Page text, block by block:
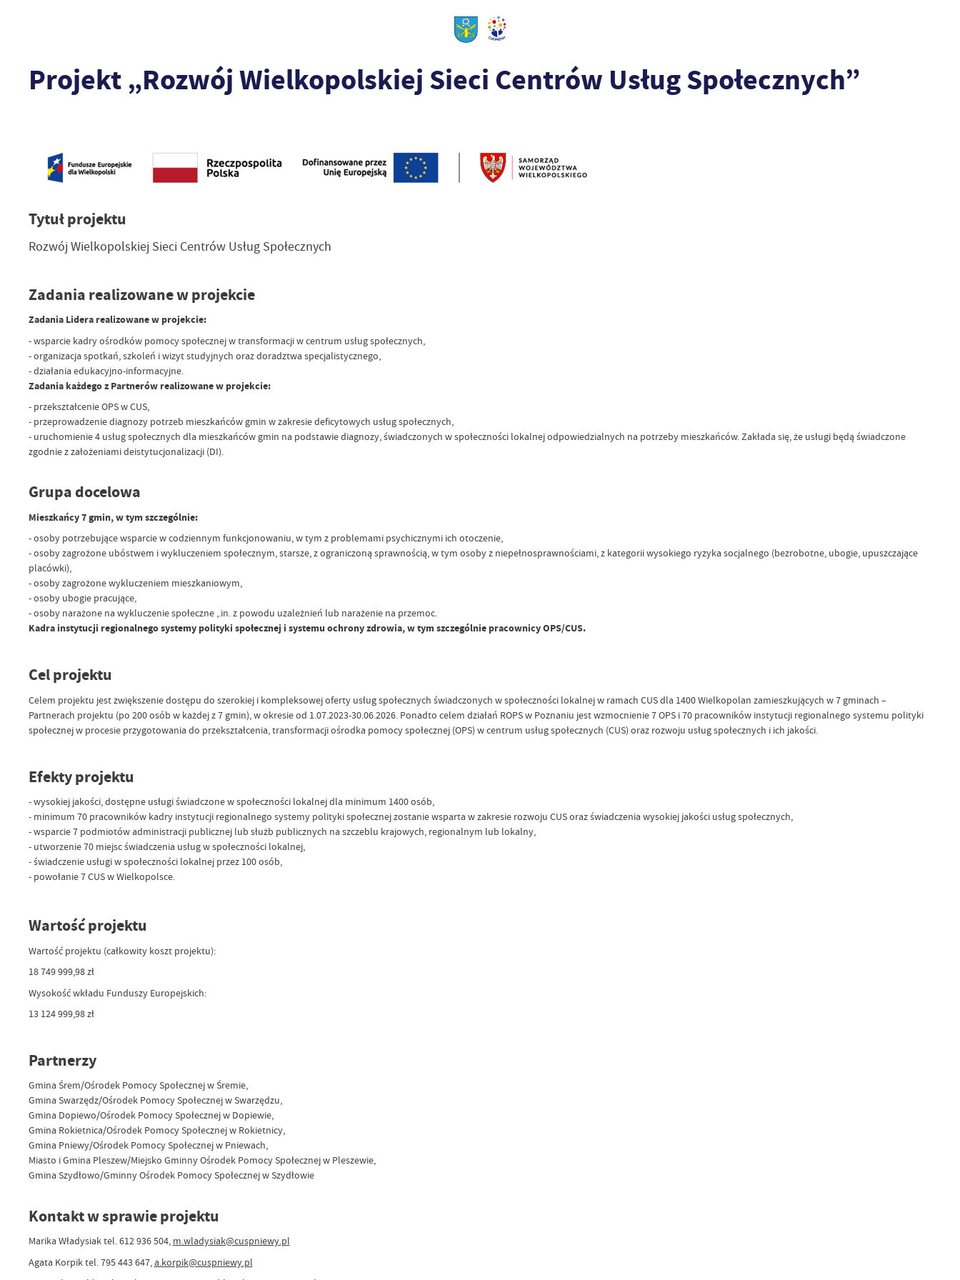
Projekt „Rozwój Wielkopolskiej Sieci Centrów Usług Społecznych”
Tytuł projektu
Rozwój Wielkopolskiej Sieci Centrów Usług Społecznych
Zadania realizowane w projekcie
Zadania Lidera realizowane w projekcie:
- wsparcie kadry ośrodków pomocy społecznej w transformacji w centrum usług społecznych,
- organizacja spotkań, szkoleń i wizyt studyjnych oraz doradztwa specjalistycznego,
- działania edukacyjno-informacyjne.
Zadania każdego z Partnerów realizowane w projekcie:
- przekształcenie OPS w CUS,
- przeprowadzenie diagnozy potrzeb mieszkańców gmin w zakresie deficytowych usług społecznych,
- uruchomienie 4 usług społecznych dla mieszkańców gmin na podstawie diagnozy, świadczonych w społeczności lokalnej odpowiedzialnych na potrzeby mieszkańców. Zakłada się, że usługi będą świadczone
zgodnie z założeniami deistytucjonalizacji (DI).
Grupa docelowa
Mieszkańcy 7 gmin, w tym szczególnie:
- osoby potrzebujące wsparcie w codziennym funkcjonowaniu, w tym z problemami psychicznymi ich otoczenie,
- osoby zagrożone ubóstwem i wykluczeniem społecznym, starsze, z ograniczoną sprawnością, w tym osoby z niepełnosprawnościami, z kategorii wysokiego ryzyka socjalnego (bezrobotne, ubogie, upuszczające
placówki),
- osoby zagrożone wykluczeniem mieszkaniowym,
- osoby ubogie pracujące,
- osoby narażone na wykluczenie społeczne ,.in. z powodu uzależnień lub narażenie na przemoc.
Kadra instytucji regionalnego systemy polityki społecznej i systemu ochrony zdrowia, w tym szczególnie pracownicy OPS/CUS.
Cel projektu
Celem projektu jest zwiększenie dostępu do szerokiej i kompleksowej oferty usług społecznych świadczonych w społeczności lokalnej w ramach CUS dla 1400 Wielkopolan zamieszkujących w 7 gminach –
Partnerach projektu (po 200 osób w każdej z 7 gmin), w okresie od 1.07.2023-30.06.2026. Ponadto celem działań ROPS w Poznaniu jest wzmocnienie 7 OPS i 70 pracowników instytucji regionalnego systemu polityki
społecznej w procesie przygotowania do przekształcenia, transformacji ośrodka pomocy społecznej (OPS) w centrum usług społecznych (CUS) oraz rozwoju usług społecznych i ich jakości.
Efekty projektu
- wysokiej jakości, dostępne usługi świadczone w społeczności lokalnej dla minimum 1400 osób,
- minimum 70 pracowników kadry instytucji regionalnego systemy polityki społecznej zostanie wsparta w zakresie rozwoju CUS oraz świadczenia wysokiej jakości usług społecznych,
- wsparcie 7 podmiotów administracji publicznej lub służb publicznych na szczeblu krajowych, regionalnym lub lokalny,
- utworzenie 70 miejsc świadczenia usług w społeczności lokalnej,
- świadczenie usługi w społeczności lokalnej przez 100 osób,
- powołanie 7 CUS w Wielkopolsce.
Wartość projektu
Wartość projektu (całkowity koszt projektu):
18 749 999,98 zł
Wysokość wkładu Funduszy Europejskich:
13 124 999,98 zł
Partnerzy
Gmina Śrem/Ośrodek Pomocy Społecznej w Śremie,
Gmina Swarzędz/Ośrodek Pomocy Społecznej w Swarzędzu,
Gmina Dopiewo/Ośrodek Pomocy Społecznej w Dopiewie,
Gmina Rokietnica/Ośrodek Pomocy Społecznej w Rokietnicy,
Gmina Pniewy/Ośrodek Pomocy Społecznej w Pniewach,
Miasto i Gmina Pleszew/Miejsko Gminny Ośrodek Pomocy Społecznej w Pleszewie,
Gmina Szydłowo/Gminny Ośrodek Pomocy Społecznej w Szydłowie
Kontakt w sprawie projektu
Marika Władysiak tel. 612 936 504, m.wladysiak@cuspniewy.pl
Agata Korpik tel. 795 443 647,a.korpik@cuspniewy.pl